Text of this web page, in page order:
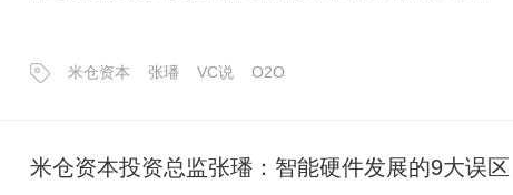
米仓资本 张璠 VC说 O2O
米仓资本投资总监张璠：智能硬件发展的9大误区